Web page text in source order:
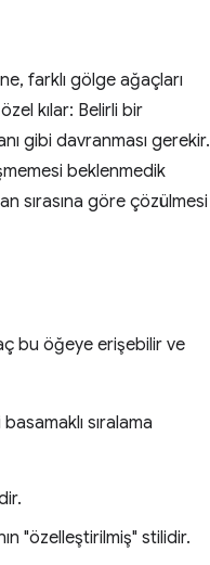
farklı gölge ağaçları
özel kılar: Belirli bir
gibi davranması gerekir.
beklenmedik
sırasına göre çözülmesi
bu öğeye erişebilir ve
sıralama
"özelleştirilmiş" stilidir.